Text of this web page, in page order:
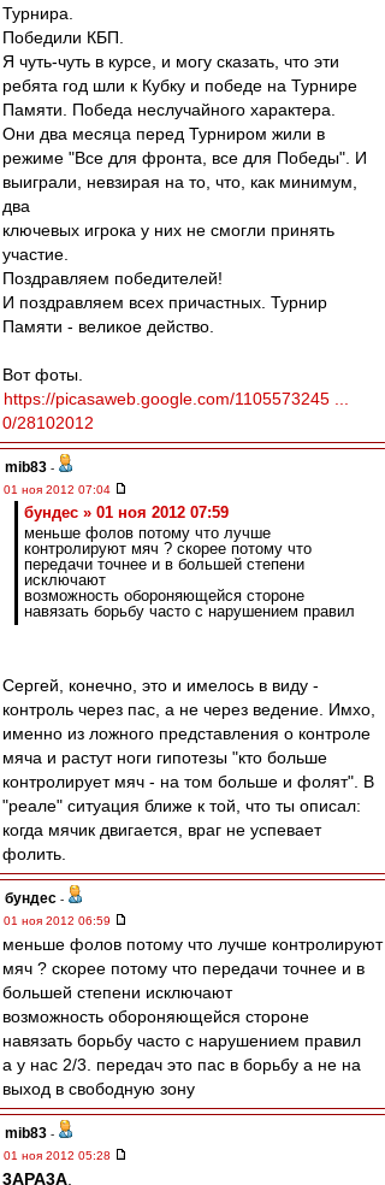
Турнира.
Победили КБП.
Я чуть-чуть в курсе, и могу сказать, что эти
ребята год шли к Кубку и победе на Турнире
Памяти. Победа неслучайного характера.
Они два месяца перед Турниром жили в
режиме "Все для фронта, все для Победы". И
выиграли, невзирая на то, что, как минимум,
два
ключевых игрока у них не смогли принять
участие.
Поздравляем победителей!
И поздравляем всех причастных. Турнир
Памяти - великое действо.
Вот фоты.
https://picasaweb.google.com/1105573245 ...
0/28102012
mib83 -
01 ноя 2012 07:04
бундес » 01 ноя 2012 07:59
меньше фолов потому что лучше
контролируют мяч ? скорее потому что
передачи точнее и в большей степени
исключают
возможность обороняющейся стороне
навязать борьбу часто с нарушением правил
Сергей, конечно, это и имелось в виду -
контроль через пас, а не через ведение. Имхо,
именно из ложного представления о контроле
мяча и растут ноги гипотезы "кто больше
контролирует мяч - на том больше и фолят". В
"реале" ситуация ближе к той, что ты описал:
когда мячик двигается, враг не успевает
фолить.
бундес -
01 ноя 2012 06:59
меньше фолов потому что лучше контролируют
мяч ? скорее потому что передачи точнее и в
большей степени исключают
возможность обороняющейся стороне
навязать борьбу часто с нарушением правил
а у нас 2/3. передач это пас в борьбу а не на
выход в свободную зону
mib83 -
01 ноя 2012 05:28
3APA3A